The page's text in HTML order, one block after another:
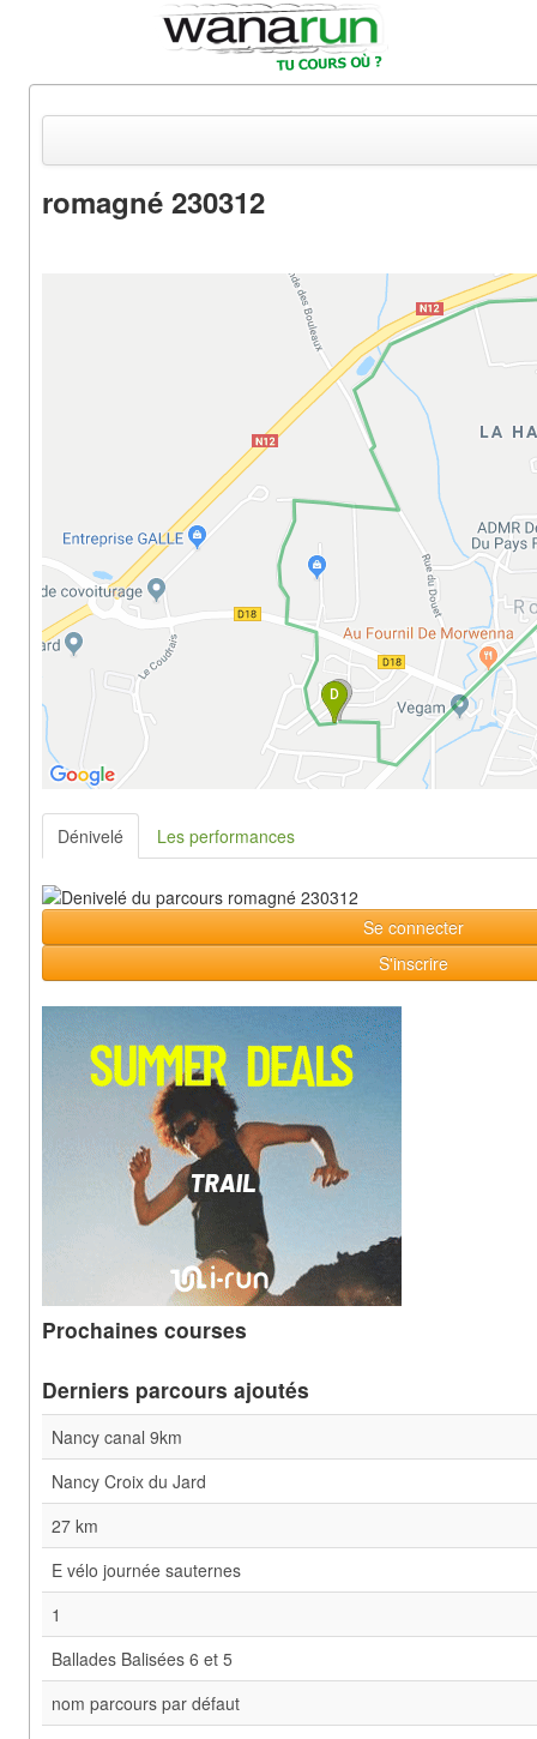
romagné 230312
Dénivelé Les performances
Se connecter
S'inscrire
Prochaines courses
Derniers parcours ajoutés
Nancy canal 9km
Nancy Croix du Jard
27 km
E vélo journée sauternes
1
Ballades Balisées 6 et 5
nom parcours par défaut